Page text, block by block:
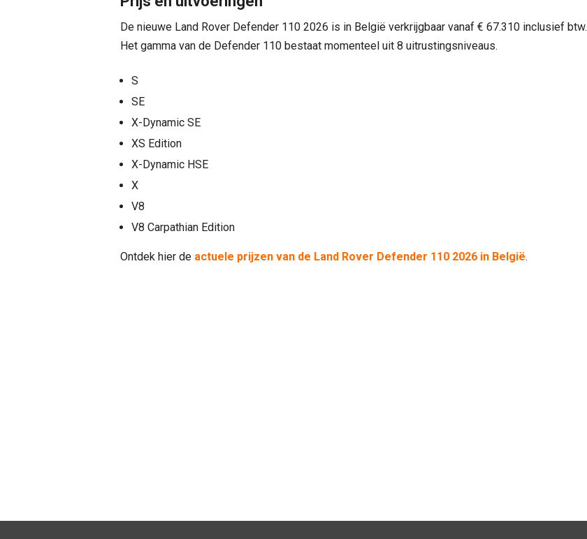
De nieuwe Land Rover Defender 110 2026 is in België verkrijgbaar vanaf € 67.310 inclusief btw.
Het gamma van de Defender 110 bestaat momenteel uit 8 uitrustingsniveaus.
S
SE
X-Dynamic SE
XS Edition
X-Dynamic HSE
X
V8
V8 Carpathian Edition
Ontdek hier de actuele prijzen van de Land Rover Defender 110 2026 in België.